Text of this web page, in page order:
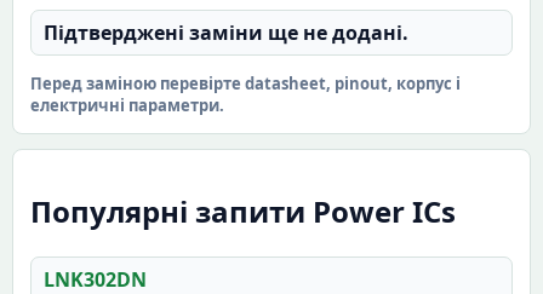
Підтверджені заміни ще не додані.
Перед заміною перевірте datasheet, pinout, корпус і
електричні параметри.
Популярні запити Power ICs
LNK302DN